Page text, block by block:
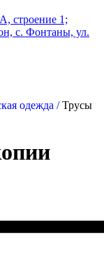
строение 1;
с. Фонтаны, ул.
одежда /Трусы